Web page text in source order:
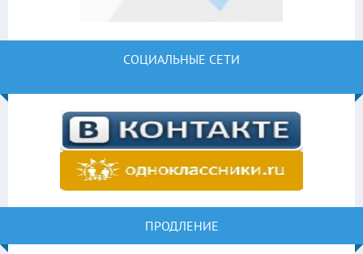
СОЦИАЛЬНЫЕ СЕТИ
ПРОДЛЕНИЕ